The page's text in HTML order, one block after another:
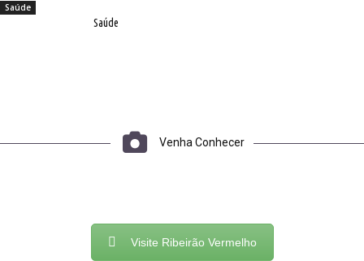
Saúde
Saúde
Venha Conhecer
Visite Ribeirão Vermelho